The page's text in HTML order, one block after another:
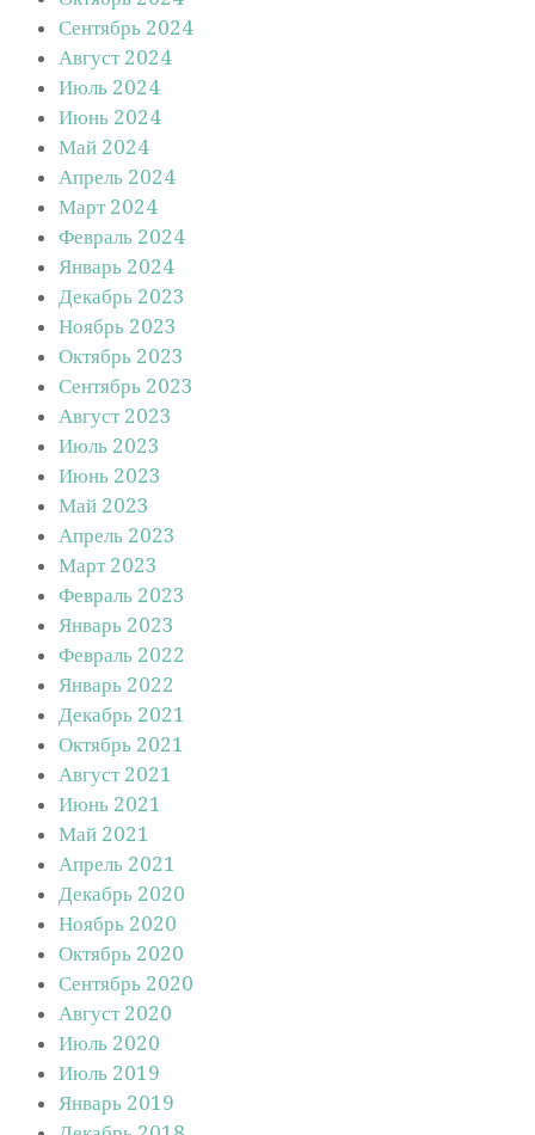
Сентябрь 2024
Август 2024
Июль 2024
Июнь 2024
Май 2024
Апрель 2024
Март 2024
Февраль 2024
Январь 2024
Декабрь 2023
Ноябрь 2023
Октябрь 2023
Сентябрь 2023
Август 2023
Июль 2023
Июнь 2023
Май 2023
Апрель 2023
Март 2023
Февраль 2023
Январь 2023
Февраль 2022
Январь 2022
Декабрь 2021
Октябрь 2021
Август 2021
Июнь 2021
Май 2021
Апрель 2021
Декабрь 2020
Ноябрь 2020
Октябрь 2020
Сентябрь 2020
Август 2020
Июль 2020
Июль 2019
Январь 2019